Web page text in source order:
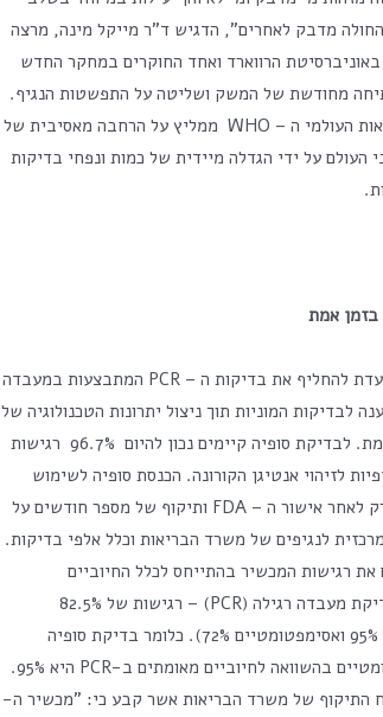
מדבק לאחרים", הדגיש ד"ר מייקל מינה, מרצה
באוניברסיטת הרווארד ואחד החוקרים במחקר החדש
מחודשת של המשק ושליטה על התפשטות הנגיף.
גם אירגון הבריאות העולמי ה – WHO ממליץ על הרחבה מאסיבית של
העולם על ידי הגדלה מיידית של כמות ונפחי בדיקות
בזמן אמת
סופיה אינה מיועדת להחליף את בדיקות ה – PCR המתבצעות במעבדה
לבדיקות המוניות תוך ניצול יתרונות הטכנולוגיה של
תשובה בזמן אמת. לבדיקת סופיה קיימים נכון להיום 96.7% רגישות
ספציפיות לזיהוי אנטיגן הקורונה. הכנסת סופיה לשימוש
בארץ נעשתה רק לאחר אישור ה – FDA ותיקוף של מספר חודשים על
לנגיפים של משרד הבריאות וכלל אלפי בדיקות.
רגישות המכשיר בהתייחס לכלל החיוביים
בבדיקת מעבדה רגילה (PCR) – רגישות של 82.5%
(סימפטומטיים 95% ואסימפטומטיים 72%). כלומר בדיקת סופיה
לחולים סימפטומטיים בהשוואה לחיוביים מאומתים ב-PCR היא 95%.
התיקוף של משרד הבריאות אשר קבע כי: "מכשיר ה-